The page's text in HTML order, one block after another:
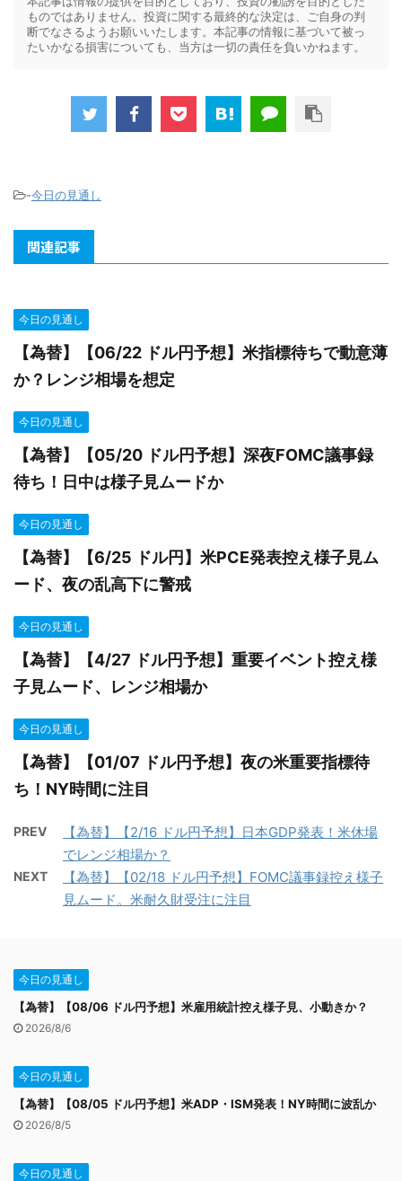
ものではありません。投資に関する最終的な決定は、ご自身の判
断でなさるようお願いいたします。本記事の情報に基づいて被っ
たいかなる損害についても、当方は一切の責任を負いかねます。
-今日の見通し
関連記事
今日の見通し
【為替】【06/22 ドル円予想】米指標待ちで動意薄
か？レンジ相場を想定
今日の見通し
【為替】【05/20 ドル円予想】深夜FOMC議事録
待ち！日中は様子見ムードか
今日の見通し
【為替】【6/25 ドル円】米PCE発表控え様子見ム
ード、夜の乱高下に警戒
今日の見通し
【為替】【4/27 ドル円予想】重要イベント控え様
子見ムード、レンジ相場か
今日の見通し
【為替】【01/07 ドル円予想】夜の米重要指標待
ち！NY時間に注目
PREV
【為替】【2/16 ドル円予想】日本GDP発表！米休場
でレンジ相場か？
NEXT
【為替】【02/18 ドル円予想】FOMC議事録控え様子
見ムード。米耐久財受注に注目
今日の見通し
【為替】【08/06 ドル円予想】米雇用統計控え様子見、小動きか？
2026/8/6
今日の見通し
【為替】【08/05 ドル円予想】米ADP・ISM発表！NY時間に波乱か
2026/8/5
今日の見通し